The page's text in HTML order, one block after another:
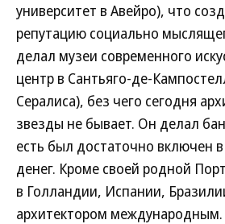
университет в Авейро), что
репутацию социально
делал музеи современного
центр в Сантьяго-де-
Сералиса), без чего сегодня
звезды не бывает. Он делал
есть был достаточно включен
денег. Кроме своей родной
в Голландии, Испании,
архитектором международным.